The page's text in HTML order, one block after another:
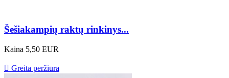
Šešiakampių raktų rinkinys...
Kaina 5,50 EUR
 Greita peržiūra